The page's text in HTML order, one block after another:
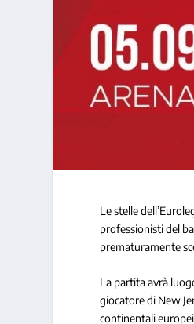
Le stelle
professionisti del
prematuramente
La partita avrà
giocatore di New
continentali